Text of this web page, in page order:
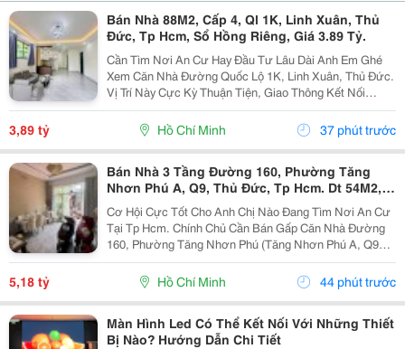
Bán Nhà 88M2, Cấp 4, Ql 1K, Linh Xuân, Thủ
Đức, Tp Hcm, Sổ Hồng Riêng, Giá 3.89 Tỷ.
Cần Tìm Nơi An Cư Hay Đầu Tư Lâu Dài Anh Em Ghé
Xem Căn Nhà Đường Quốc Lộ 1K, Linh Xuân, Thủ Đức.
Vị Trí Này Cực Kỳ Thuận Tiện, Giao Thông Kết Nối
Nhanh Chóng, Cực Kỳ Phù Hợp Cho Khách Mua Để Giữ
Tài Sản Hoặc Cho Thuê Đều Rất Ổn Định. Thông Tin...
3,89 tỷ Hồ Chí Minh 37 phút trước
Bán Nhà 3 Tầng Đường 160, Phường Tăng
Nhơn Phú A, Q9, Thủ Đức, Tp Hcm. Dt 54M2,
Sổ Hồng Riêng. Giá 5,18 Tỷ
Cơ Hội Cực Tốt Cho Anh Chị Nào Đang Tìm Nơi An Cư
Tại Tp Hcm. Chính Chủ Cần Bán Gấp Căn Nhà Đường
160, Phường Tăng Nhơn Phú (Tăng Nhơn Phú A, Q9
Cũ). Vị Trí Nhà Nằm Trong Khu Dân Cư Ổn Định, Giao
Thông Thuận Tiện Chỉ Vài Bước Là Ra Lã Xuân Oai,
5,18 tỷ Hồ Chí Minh 44 phút trước
Màn Hình Led Có Thể Kết Nối Với Những Thiết
Bị Nào? Hướng Dẫn Chi Tiết